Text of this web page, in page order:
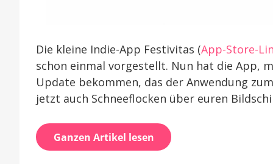
Die kleine Indie-App Festivitas (App-Store-
schon einmal vorgestellt. Nun hat die App,
Update bekommen, das der Anwendung
jetzt auch Schneeflocken über euren
Ganzen Artikel lesen